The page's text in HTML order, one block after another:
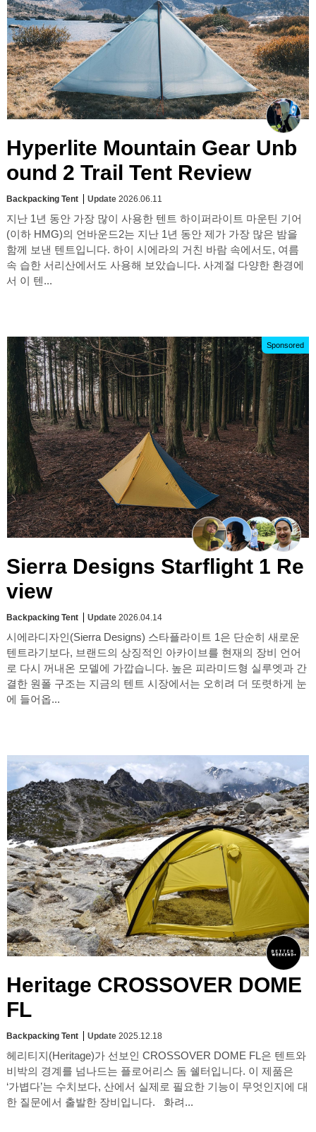
Hyperlite Mountain Gear Unb
ound 2 Trail Tent Review
Backpacking Tent Update 2026.06.11
지난 1년 동안 가장 많이 사용한 텐트 하이퍼라이트 마운틴 기어
(이하 HMG)의 언바운드2는 지난 1년 동안 제가 가장 많은 밤을
함께 보낸 텐트입니다. 하이 시에라의 거친 바람 속에서도, 여름
속 습한 서리산에서도 사용해 보았습니다. 사계절 다양한 환경에
서 이 텐...
Sponsored
Sierra Designs Starflight 1 Re
view
Backpacking Tent Update 2026.04.14
시에라디자인(Sierra Designs) 스타플라이트 1은 단순히 새로운
텐트라기보다, 브랜드의 상징적인 아카이브를 현재의 장비 언어
로 다시 꺼내온 모델에 가깝습니다. 높은 피라미드형 실루엣과 간
결한 원폴 구조는 지금의 텐트 시장에서는 오히려 더 또렷하게 눈
에 들어옵...
Heritage CROSSOVER DOME
FL
Backpacking Tent Update 2025.12.18
헤리티지(Heritage)가 선보인 CROSSOVER DOME FL은 텐트와
비박의 경계를 넘나드는 플로어리스 돔 쉘터입니다. 이 제품은
‘가볍다’는 수치보다, 산에서 실제로 필요한 기능이 무엇인지에 대
한 질문에서 출발한 장비입니다. 화려...